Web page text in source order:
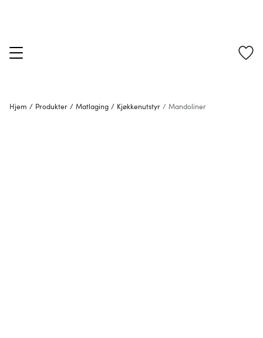
Hjem / Produkter / Matlaging / Kjøkkenutstyr / Mandoliner